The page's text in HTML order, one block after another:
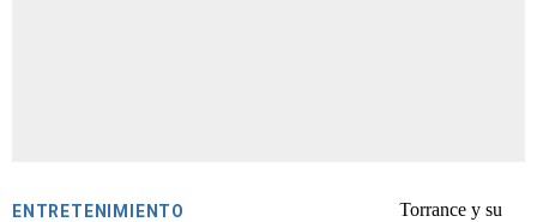
ENTRETENIMIENTO